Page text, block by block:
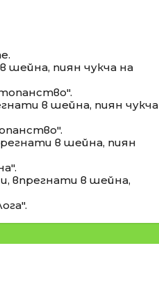
шейна, пиян чукча на
в шейна, пиян чукча
в шейна, пиян
впрегнати в шейна,